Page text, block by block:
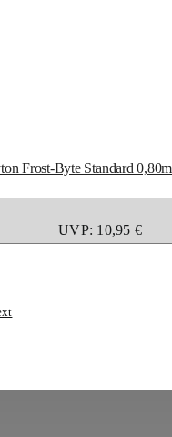
Frost-Byte Standard
UVP: 10,95 €